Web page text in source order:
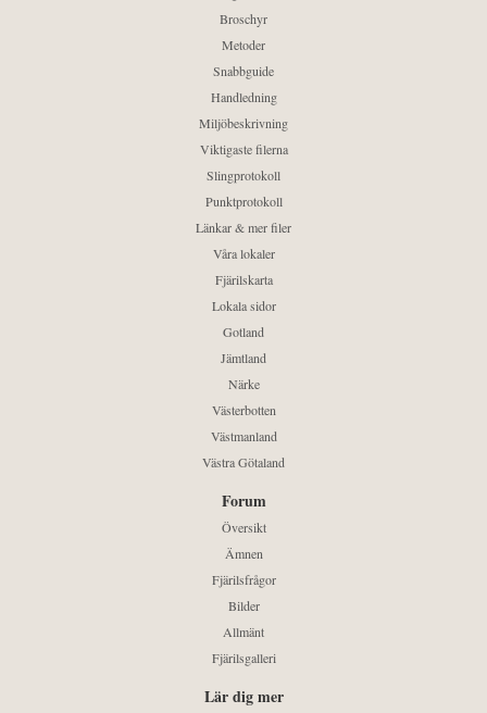
Broschyr
Metoder
Snabbguide
Handledning
Miljöbeskrivning
Viktigaste filerna
Slingprotokoll
Punktprotokoll
Länkar & mer filer
Våra lokaler
Fjärilskarta
Lokala sidor
Gotland
Jämtland
Närke
Västerbotten
Västmanland
Västra Götaland
Forum
Översikt
Ämnen
Fjärilsfrågor
Bilder
Allmänt
Fjärilsgalleri
Lär dig mer